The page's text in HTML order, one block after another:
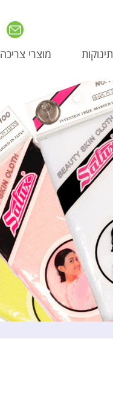
תינוקות מוצרי צריכה